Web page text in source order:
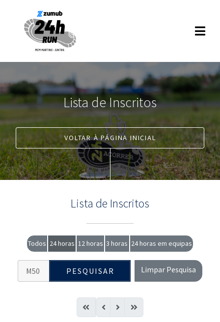
Lista de Inscritos
VOLTAR À PÁGINA INICIAL
Lista de Inscritos
Todos 24 horas 12 horas 3 horas 24 horas em equipas
PESQUISAR Limpar Pesquisa